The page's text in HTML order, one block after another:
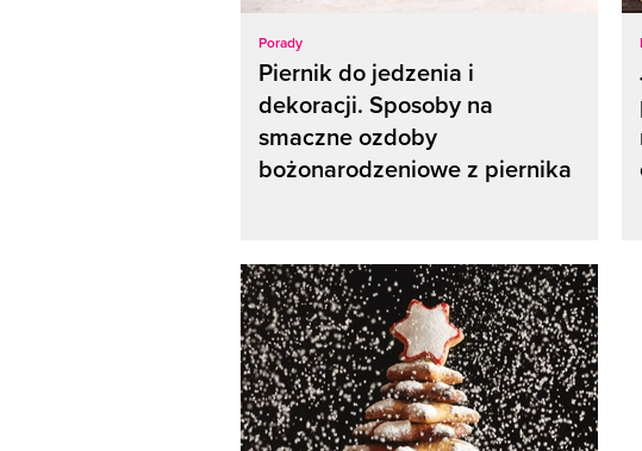
Porady
Piernik do jedzenia i
dekoracji. Sposoby na
smaczne ozdoby
bożonarodzeniowe z piernika